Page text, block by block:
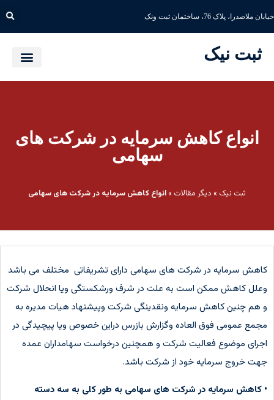
خیابان ملاصدرا، پلاک 76، ساختمان ثبت ونک
ثبت نیک
انواع کاهش سرمایه در شرکت های
سهامی
ثبت نیک » دیگر مقالات »انواع کاهش سرمایه در شرکت های سهامی
کاهش سرمایه در شرکت های سهامی دارای تشریفاتی مختلف می باشد
وعلل کاهش ممکن است به علت در شرف ورشکستگی ویا انحلال شرکت
و هم چنین کاهش سرمایه ونقدینگی شرکت وپیشنهاد هیات مدیره به
مجمع عمومی فوق العاده وگزارش بازرس دراین خصوص ویا پیچیدگی در
اجرای موضوع فعالیت شرکت و همچنین درخواست سهامداران عمده
جهت خروج سرمایه خود از شرکت باشد.
• کاهش سرمایه در شرکت های سهامی به طور کلی به سه دسته